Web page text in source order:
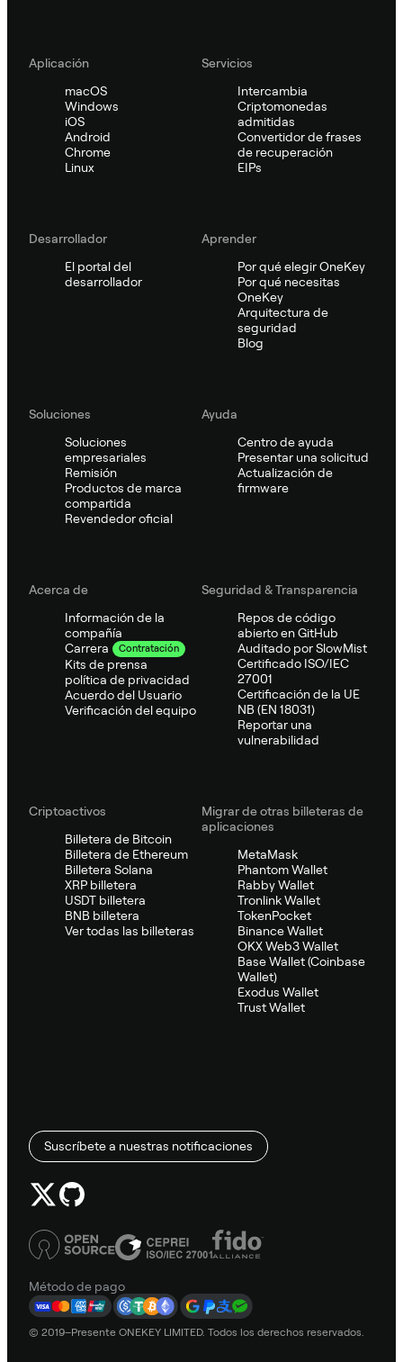
Aplicación
macOS
Windows
iOS
Android
Chrome
Linux
Servicios
Intercambia
Criptomonedas
admitidas
Convertidor de frases
de recuperación
EIPs
Desarrollador
El portal del
desarrollador
Aprender
Por qué elegir OneKey
Por qué necesitas
OneKey
Arquitectura de
seguridad
Blog
Soluciones
Soluciones
empresariales
Remisión
Productos de marca
compartida
Revendedor oficial
Ayuda
Centro de ayuda
Presentar una solicitud
Actualización de
firmware
Acerca de
Información de la
compañía
Carrera
Contratación
Kits de prensa
política de privacidad
Acuerdo del Usuario
Verificación del equipo
Seguridad & Transparencia
Repos de código
abierto en GitHub
Auditado por SlowMist
Certificado ISO/IEC
27001
Certificación de la UE
NB (EN 18031)
Reportar una
vulnerabilidad
Criptoactivos
Billetera de Bitcoin
Billetera de Ethereum
Billetera Solana
XRP billetera
USDT billetera
BNB billetera
Ver todas las billeteras
Migrar de otras billeteras de
aplicaciones
MetaMask
Phantom Wallet
Rabby Wallet
Tronlink Wallet
TokenPocket
Binance Wallet
OKX Web3 Wallet
Base Wallet (Coinbase
Wallet)
Exodus Wallet
Trust Wallet
Suscríbete a nuestras notificaciones
Método de pago
© 2019–Presente ONEKEY LIMITED. Todos los derechos reservados.